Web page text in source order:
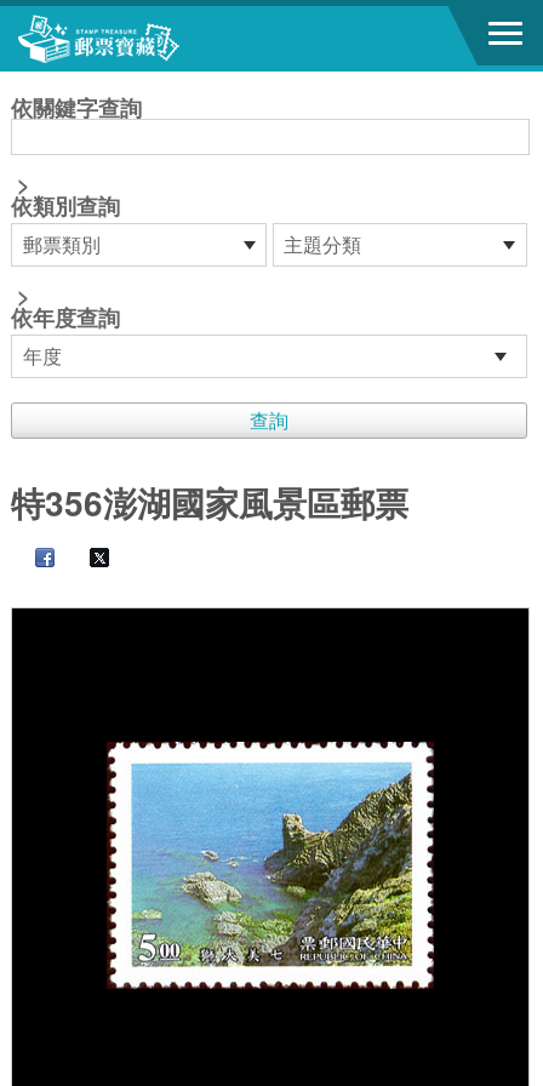
跳到主要內容區塊
依關鍵字查詢
>
依類別查詢
>
依年度查詢
特356澎湖國家風景區郵票